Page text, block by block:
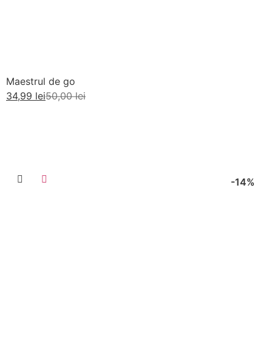
Maestrul de go
50,00lei
34,99 lei
-14%